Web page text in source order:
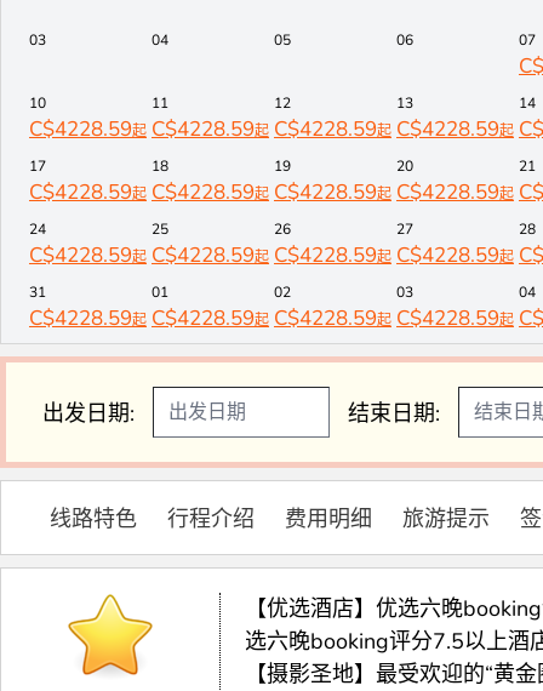
预览
预览
03 04 05 06 07
C$
10
C$4228.59起
11
C$4228.59起
12
C$4228.59起
13
C$4228.59起
14
C$
17
C$4228.59起
18
C$4228.59起
19
C$4228.59起
20
C$4228.59起
21
C$
24
C$4228.59起
25
C$4228.59起
26
C$4228.59起
27
C$4228.59起
28
C$
31
C$4228.59起
01
C$4228.59起
02
C$4228.59起
03
C$4228.59起
04
C$
出发日期: 结束日期:
线路特色 行程介绍 费用明细 旅游提示
【优选酒店】优选六晚
选六晚booking评分7.5以上酒
【摄影圣地】最受欢迎的“黄